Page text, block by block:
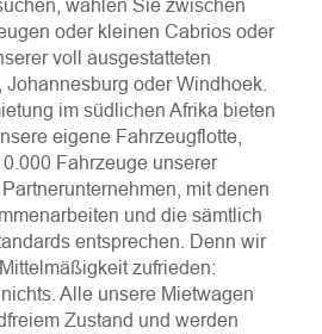
wählen Sie zwischen
oder kleinen Cabrios oder
voll ausgestatteten
oder Windhoek.
im südlichen Afrika bieten
eigene Fahrzeugflotte,
Fahrzeuge unserer
mit denen
und die sämtlich
entsprechen. Denn wir
zufrieden:
Alle unsere Mietwagen
Zustand und werden